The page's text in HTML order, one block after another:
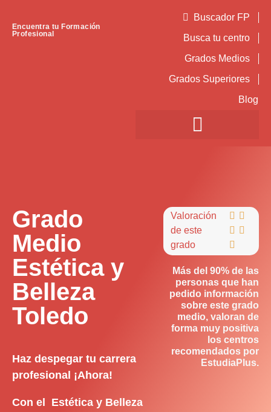
Encuentra tu Formación
Profesional
Buscador FP
Busca tu centro
Grados Medios
Grados Superiores
Blog
Grado
Medio
Estética y
Belleza
Toledo
Haz despegar tu carrera
profesional ¡Ahora!
Con el Estética y Belleza
Valoración
de este
grado
 
 

Más del 90% de las
personas que han
pedido información
sobre este grado
medio, valoran de
forma muy positiva
los centros
recomendados por
EstudiaPlus.